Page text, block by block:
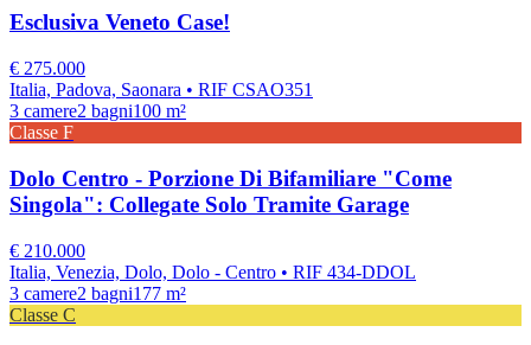
Esclusiva Veneto Case!
€ 275.000
Italia, Padova, Saonara • RIF CSAO351
3 camere2 bagni100 m²
Classe F
Dolo Centro - Porzione Di Bifamiliare "Come
Singola": Collegate Solo Tramite Garage
€ 210.000
Italia, Venezia, Dolo, Dolo - Centro • RIF 434-DDOL
3 camere2 bagni177 m²
Classe C